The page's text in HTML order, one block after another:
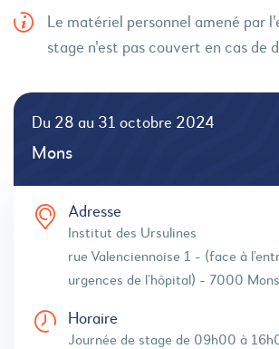
Le matériel personnel amené par
stage n'est pas couvert en cas de
Du 28 au 31 octobre 2024
Mons
Adresse
Institut des Ursulines
rue Valenciennoise 1 - (face à
urgences de l’hôpital) - 7000 Mons
Horaire
Journée de stage de 09h00 à